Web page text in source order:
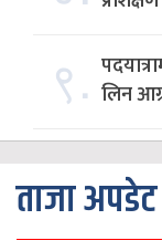
९. लिन
ताजा अपडेट